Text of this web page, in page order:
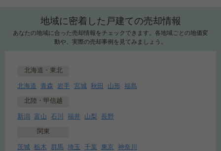
地域に密着した戸建ての売却情報
あなたの地域に合った売却情報をチェックできます。各地域ごとの地価変
動や、実際の売却事例を見てみましょう。
北海道・東北
北海道 青森 岩手 宮城 秋田 山形 福島
北陸・甲信越
新潟 富山 石川 福井 山梨 長野
関東
茨城 栃木 群馬 埼玉 千葉 東京 神奈川